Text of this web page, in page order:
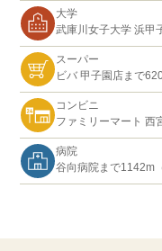
大学
武庫川女子大学 浜甲
スーパー
ビバ 甲子園店まで
コンビニ
ファミリーマート 西
病院
谷向病院まで1142m